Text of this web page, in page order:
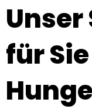
Unser
für